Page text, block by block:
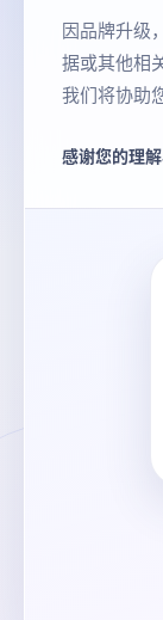
因品牌升级
据或其他相
我们将协助
感谢您的理解